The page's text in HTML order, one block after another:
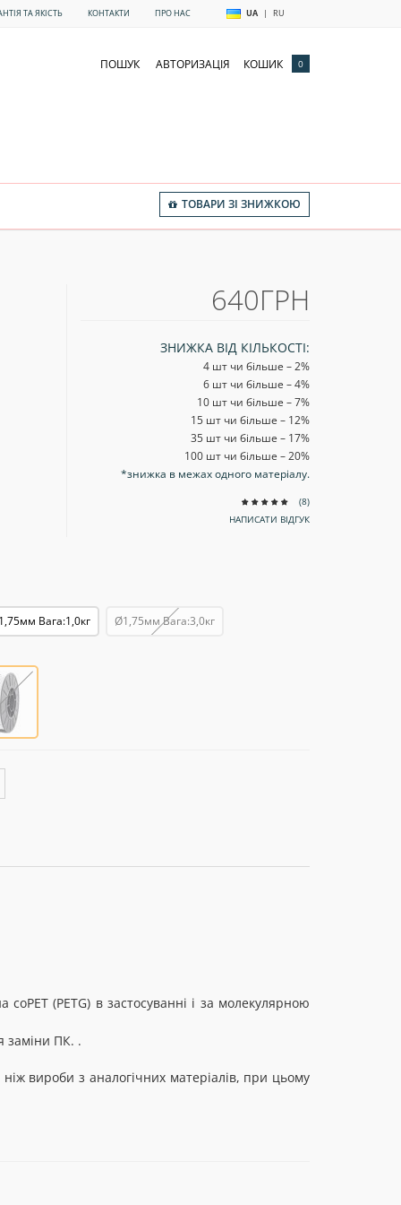
ТА ЯКІСТЬ КОНТАКТИ ПРО НАС UA | RU
ПОШУК АВТОРИЗАЦІЯ КОШИК 0
ТОВАРИ ЗІ ЗНИЖКОЮ
640ГРН
ЗНИЖКА ВІД КІЛЬКОСТІ:
4 шт чи більше – 2%
6 шт чи більше – 4%
10 шт чи більше – 7%
15 шт чи більше – 12%
35 шт чи більше – 17%
100 шт чи більше – 20%
*знижка в межах одного матеріалу.
(8)
НАПИСАТИ ВІДГУК
Вага:1,0кг Ø1,75мм Вага:3,0кг
(PETG) в застосуванні і за молекулярною
заміни ПК. .
вироби з аналогічних матеріалів, при цьому